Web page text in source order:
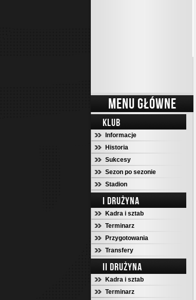
MENU GŁÓWNE
KLUB
Informacje
Historia
Sukcesy
Sezon po sezonie
Stadion
I DRUŻYNA
Kadra i sztab
Terminarz
Przygotowania
Transfery
II DRUŻYNA
Kadra i sztab
Terminarz